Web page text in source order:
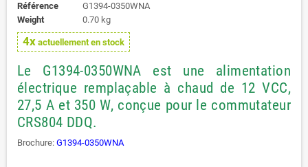
Référence
G1394-0350WNA
Weight
0.70 kg
4x actuellement en stock
Le G1394-0350WNA est une alimentation
électrique remplaçable à chaud de 12 VCC,
27,5 A et 350 W, conçue pour le commutateur
CRS804 DDQ.
Brochure: G1394-0350WNA